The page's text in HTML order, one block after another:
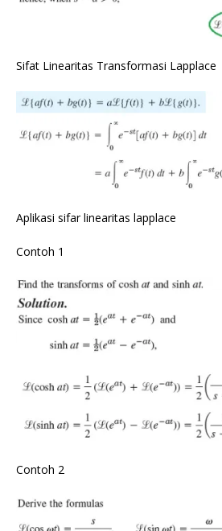
Sifat Linearitas Transformasi Lapplace
Aplikasi sifar linearitas lapplace
Contoh 1
Contoh 2